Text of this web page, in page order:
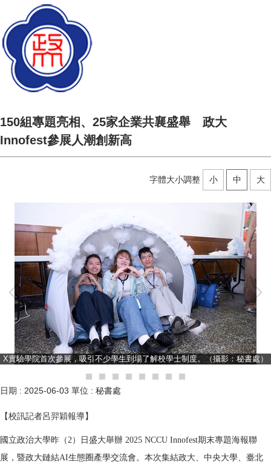
150組專題亮相、25家企業共襄盛舉 政大
Innofest參展人潮創新高
字體大小調整 小 中 大
X實驗學院首次參展，吸引不少學生到場了解校學士制度。（攝影：秘書處）
日期 : 2025-06-03 單位 : 秘書處
【校訊記者呂羿穎報導】
國立政治大學昨（2）日盛大舉辦 2025 NCCU Innofest期末專題海報聯
展，暨政大鏈結AI生態圈產學交流會。本次集結政大、中央大學、臺北